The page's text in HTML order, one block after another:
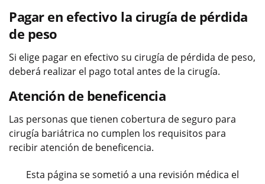
Pagar en efectivo la cirugía de pérdida
de peso
Si elige pagar en efectivo su cirugía de pérdida de peso,
deberá realizar el pago total antes de la cirugía.
Atención de beneficencia
Las personas que tienen cobertura de seguro para
cirugía bariátrica no cumplen los requisitos para
recibir atención de beneficencia.
Esta página se sometió a una revisión médica el